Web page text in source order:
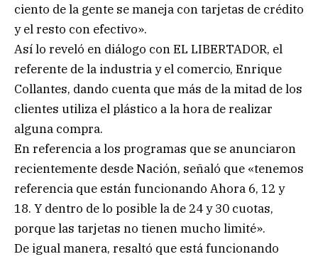
ciento de la gente se maneja con tarjetas de crédito
y el resto con efectivo».
Así lo reveló en diálogo con EL LIBERTADOR, el
referente de la industria y el comercio, Enrique
Collantes, dando cuenta que más de la mitad de los
clientes utiliza el plástico a la hora de realizar
alguna compra.
En referencia a los programas que se anunciaron
recientemente desde Nación, señaló que «tenemos
referencia que están funcionando Ahora 6, 12 y
18. Y dentro de lo posible la de 24 y 30 cuotas,
porque las tarjetas no tienen mucho limité».
De igual manera, resaltó que está funcionando